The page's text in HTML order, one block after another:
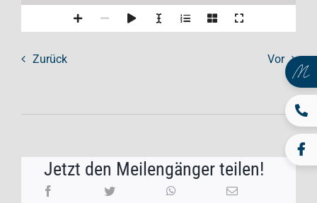
Zurück Vor
Jetzt den Meilengänger teilen!